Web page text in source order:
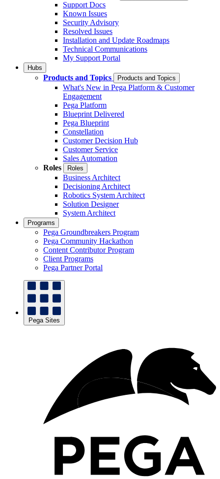
Support Docs
Known Issues
Security Advisory
Resolved Issues
Installation and Update Roadmaps
Technical Communications
My Support Portal
Hubs
Products and Topics Products and Topics
What's New in Pega Platform & Customer
Engagement
Pega Platform
Blueprint Delivered
Pega Blueprint
Constellation
Customer Decision Hub
Customer Service
Sales Automation
Roles
Roles
Business Architect
Decisioning Architect
Robotics System Architect
Solution Designer
System Architect
Programs
Pega Groundbreakers Program
Pega Community Hackathon
Content Contributor Program
Client Programs
Pega Partner Portal
Pega Sites